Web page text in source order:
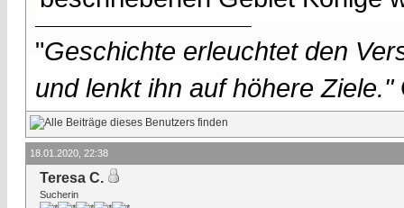
"Geschichte erleuchtet den
und lenkt ihn auf höhere Ziele."
18.01.2020, 22:38
Teresa C.
Sucherin